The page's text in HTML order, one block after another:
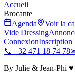
Accueil
Brocante
Agenda
Voir la
Vide Dressing
ConnexionInscription
📞 +32 471 18 74 78
By Julie & Jean-Phi ♥